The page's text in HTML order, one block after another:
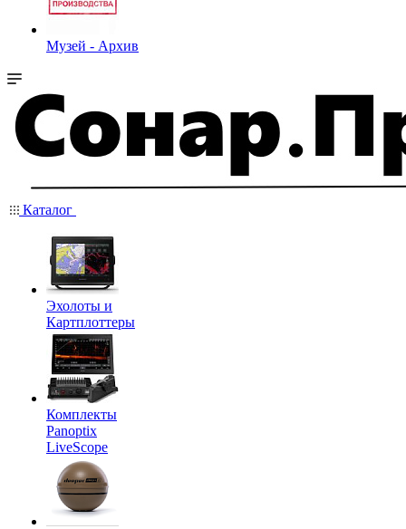
Музей - Архив
Каталог
Эхолоты и
Картплоттеры
Комплекты
Panoptix
LiveScope